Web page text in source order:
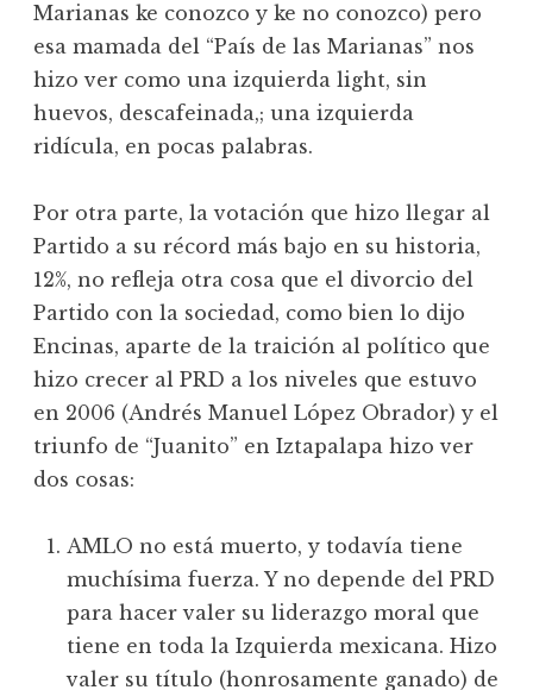
Marianas ke conozco y ke no conozco) pero
esa mamada del “País de las Marianas” nos
hizo ver como una izquierda light, sin
huevos, descafeinada,; una izquierda
ridícula, en pocas palabras.
Por otra parte, la votación que hizo llegar al
Partido a su récord más bajo en su historia,
12%, no refleja otra cosa que el divorcio del
Partido con la sociedad, como bien lo dijo
Encinas, aparte de la traición al político que
hizo crecer al PRD a los niveles que estuvo
en 2006 (Andrés Manuel López Obrador) y el
triunfo de “Juanito” en Iztapalapa hizo ver
dos cosas:
AMLO no está muerto, y todavía tiene
muchísima fuerza. Y no depende del PRD
para hacer valer su liderazgo moral que
tiene en toda la Izquierda mexicana. Hizo
valer su título (honrosamente ganado) de